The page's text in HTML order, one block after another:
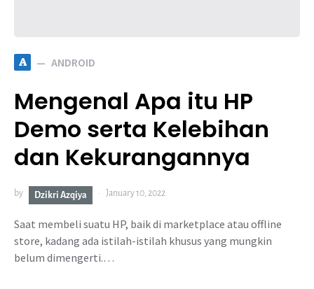
A ANDROID
Mengenal Apa itu HP
Demo serta Kelebihan
dan Kekurangannya
by Dzikri Azqiya January 10, 2022
Saat membeli suatu HP, baik di marketplace atau offline
store, kadang ada istilah-istilah khusus yang mungkin
belum dimengerti.…